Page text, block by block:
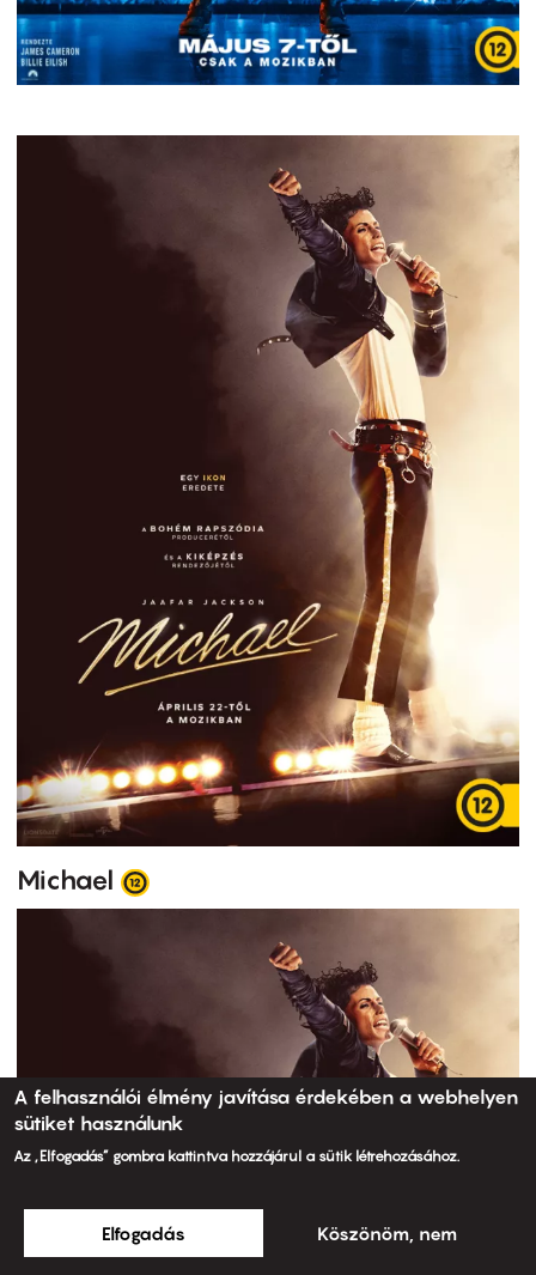
Michael
A felhasználói élmény javítása érdekében a webhelyen
sütiket használunk
Az „Elfogadás” gombra kattintva hozzájárul a sütik létrehozásához.
Elfogadás Köszönöm, nem